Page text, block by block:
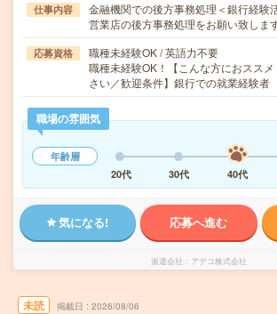
仕事内容
金融機関での後方事務処理＜銀行経
営業店の後方事務処理をお願い致し
応募資格
職種未経験OK / 英語力不要
職種未経験OK！【こんな方におスス
さい／歓迎条件】銀行での就業経験者
職場の雰囲気
年齢層
20代
30代 40代
気になる! 応募へ進む
派遣会社 アデコ株式会社
未読 掲載日 2026/08/06